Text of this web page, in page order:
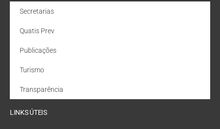
Secretarias
Quatis Prev
Publicações
Turismo
Transparência
LINKS ÚTEIS